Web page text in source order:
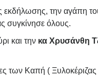
εκδήλωσης, την αγάπη
συγκίνησε όλους.
και την κα Χρυσάνθη
των Καπή ( Ξυλοκέριζας